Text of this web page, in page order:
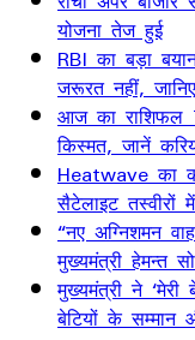
योजना तेज हुई
RBI का बड़ा
जरूरत नहीं,
आज का राशिफल
किस्मत, जानें
Heatwave का
सैटेलाइट तस्वीरों
“नए अग्निशमन
मुख्यमंत्री हेमन्त
मुख्यमंत्री ने ‘मेरी
बेटियों के